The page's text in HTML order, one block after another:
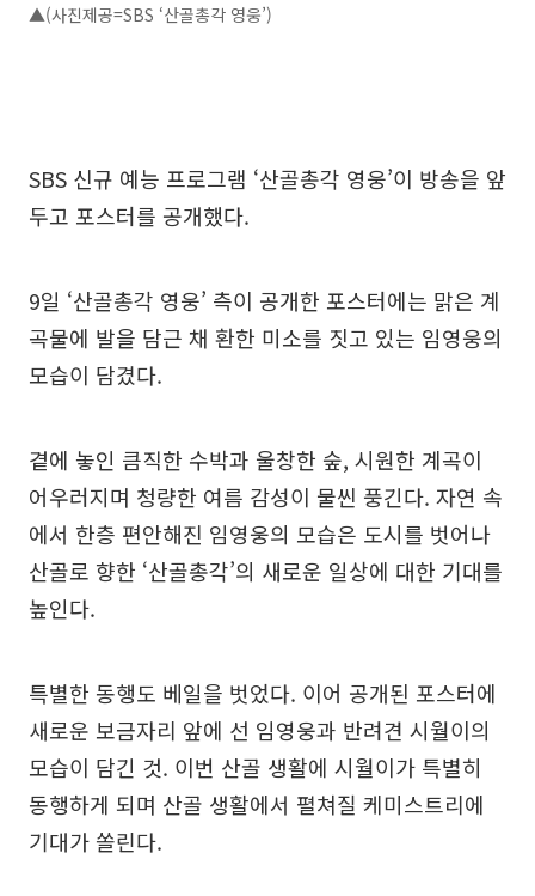
▲(사진제공=SBS ‘산골총각 영웅’)
SBS 신규 예능 프로그램 ‘산골총각 영웅’이 방송을 앞
두고 포스터를 공개했다.
9일 ‘산골총각 영웅’ 측이 공개한 포스터에는 맑은 계
곡물에 발을 담근 채 환한 미소를 짓고 있는 임영웅의
모습이 담겼다.
곁에 놓인 큼직한 수박과 울창한 숲, 시원한 계곡이
어우러지며 청량한 여름 감성이 물씬 풍긴다. 자연 속
에서 한층 편안해진 임영웅의 모습은 도시를 벗어나
산골로 향한 ‘산골총각’의 새로운 일상에 대한 기대를
높인다.
특별한 동행도 베일을 벗었다. 이어 공개된 포스터에
새로운 보금자리 앞에 선 임영웅과 반려견 시월이의
모습이 담긴 것. 이번 산골 생활에 시월이가 특별히
동행하게 되며 산골 생활에서 펼쳐질 케미스트리에
기대가 쏠린다.